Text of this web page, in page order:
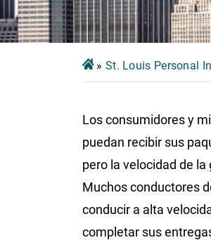
» St. Louis Personal
Los consumidores y
puedan recibir sus
pero la velocidad de
Muchos conductores
conducir a alta
completar sus